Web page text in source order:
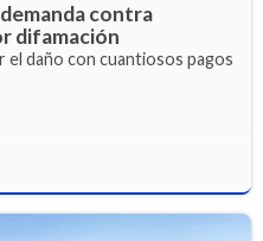
contra
difamación
el daño con cuantiosos pagos